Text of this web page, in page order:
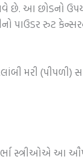
છે. આ છોડનો
પાઉડર રુટ
મરી
સ્ત્રીઓએ આ